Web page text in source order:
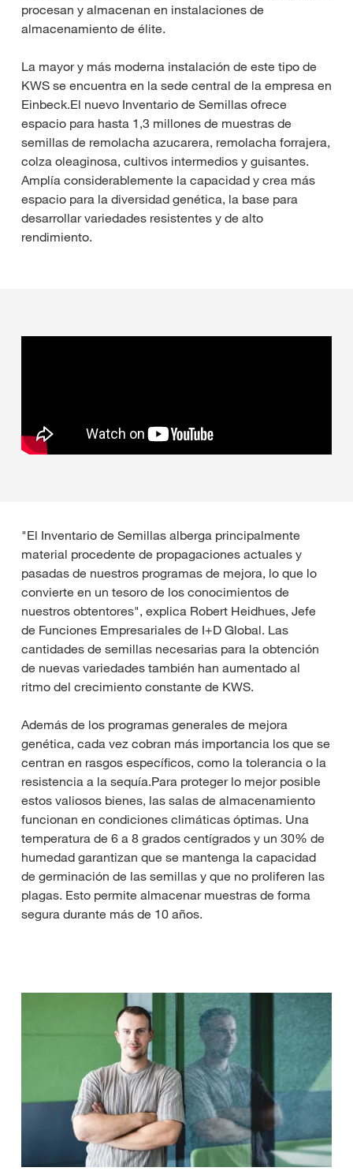
procesan y almacenan en instalaciones de
almacenamiento de élite.
La mayor y más moderna instalación de este tipo de
KWS se encuentra en la sede central de la empresa en
Einbeck.El nuevo Inventario de Semillas ofrece
espacio para hasta 1,3 millones de muestras de
semillas de remolacha azucarera, remolacha forrajera,
colza oleaginosa, cultivos intermedios y guisantes.
Amplía considerablemente la capacidad y crea más
espacio para la diversidad genética, la base para
desarrollar variedades resistentes y de alto
rendimiento.
"El Inventario de Semillas alberga principalmente
material procedente de propagaciones actuales y
pasadas de nuestros programas de mejora, lo que lo
convierte en un tesoro de los conocimientos de
nuestros obtentores", explica Robert Heidhues, Jefe
de Funciones Empresariales de I+D Global. Las
cantidades de semillas necesarias para la obtención
de nuevas variedades también han aumentado al
ritmo del crecimiento constante de KWS.
Además de los programas generales de mejora
genética, cada vez cobran más importancia los que se
centran en rasgos específicos, como la tolerancia o la
resistencia a la sequía.Para proteger lo mejor posible
estos valiosos bienes, las salas de almacenamiento
funcionan en condiciones climáticas óptimas. Una
temperatura de 6 a 8 grados centígrados y un 30% de
humedad garantizan que se mantenga la capacidad
de germinación de las semillas y que no proliferen las
plagas. Esto permite almacenar muestras de forma
segura durante más de 10 años.